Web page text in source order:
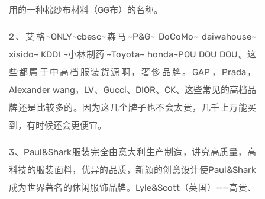
用的一种棉纱布材料（GG布）的名称。
2、艾格~ONLY~cbesc~森马~P&G~ DoCoMo~ daiwahouse~
xisido~ KDDI ~小林制药 ~Toyota~ honda~POU DOU DOU。这
些都属于中高档服装货源啊，奢侈品牌。GAP，Prada，
Alexander wang，LV、Gucci、DIOR、CK、这些常见的高档品
牌还是比较多的。因为这几个牌子也不会太贵，几千上万能买
到，有时候还会更便宜。
3、Paul&Shark服装完全由意大利生产制造，讲究高质量，高
科技的服装面料，优异的品质，新颖的创意设计使Paul&Shark
成为世界著名的休闲服饰品牌。Lyle&Scott（英国）——高贵、